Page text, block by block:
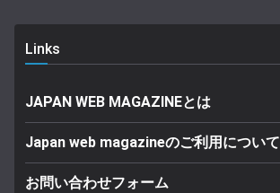
Links
JAPAN WEB MAGAZINEとは
Japan web magazineのご利用について
お問い合わせフォーム